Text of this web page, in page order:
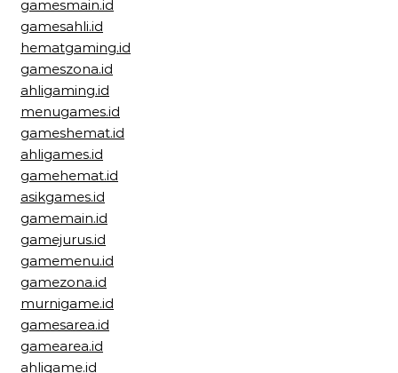
gamesmain.id
gamesahli.id
hematgaming.id
gameszona.id
ahligaming.id
menugames.id
gameshemat.id
ahligames.id
gamehemat.id
asikgames.id
gamemain.id
gamejurus.id
gamemenu.id
gamezona.id
murnigame.id
gamesarea.id
gamearea.id
ahligame.id